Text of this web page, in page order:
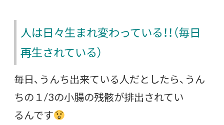
人は日々生まれ変わっている！！（毎日
再生されている）
毎日、うんち出来ている人だとしたら、うん
ちの１/3の小腸の残骸が排出されてい
るんです